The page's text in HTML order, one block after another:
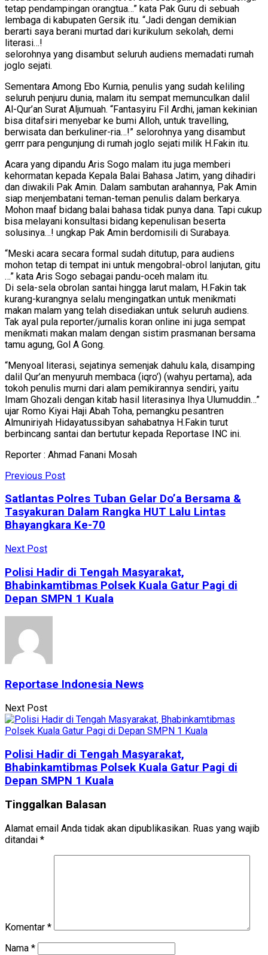
tetap pendampingan orangtua…” kata Pak Guru di sebuah
lembaga di kabupaten Gersik itu. “Jadi dengan demikian
berarti saya berani murtad dari kurikulum sekolah, demi
literasi…!
selorohnya yang disambut seluruh audiens memadati rumah
joglo sejati.
Sementara Among Ebo Kurnia, penulis yang sudah keliling
seluruh penjuru dunia, malam itu sempat memunculkan dalil
Al-Qur’an Surat Aljumuah. “Fantasyiru Fil Ardhi, jaman kekinian
bisa ditafsiri menyebar ke bumi Alloh, untuk travelling,
berwisata dan berkuliner-ria…!” selorohnya yang disambut
gerrr para pengunjung di rumah joglo sejati milik H.Fakin itu.
Acara yang dipandu Aris Sogo malam itu juga memberi
kehormatan kepada Kepala Balai Bahasa Jatim, yang dihadiri
dan diwakili Pak Amin. Dalam sambutan arahannya, Pak Amin
siap menjembatani teman-teman penulis dalam berkarya.
Mohon maaf bidang balai bahasa tidak punya dana. Tapi cukup
bisa melayani konsultasi bidang kepenulisan beserta
solusinya…! ungkap Pak Amin berdomisili di Surabaya.
“Meski acara secara formal sudah ditutup, para audiens
mohon tetap di tempat ini untuk mengobral-obrol lanjutan, gitu
…” kata Aris Sogo sebagai pandu-oceh malam itu.
Di sela-sela obrolan santai hingga larut malam, H.Fakin tak
kurang-kurangnya selalu mengingatkan untuk menikmati
makan malam yang telah disediakan untuk seluruh audiens.
Tak ayal pula reporter/jurnalis koran online ini juga sempat
menikmati makan malam dengan sistim prasmanan bersama
tamu agung, Gol A Gong.
“Menyoal literasi, sejatinya semenjak dahulu kala, disamping
dalil Qur’an menyuruh membaca (iqro’) (wahyu pertama), ada
tokoh penulis murni dari alam pemikirannya sendiri, yaitu
Imam Ghozali dengan kitab hasil literasinya Ihya Ulumuddin…”
ujar Romo Kiyai Haji Abah Toha, pemangku pesantren
Almuniriyah Hidayatussibyan sahabatnya H.Fakin turut
berbincang santai dan bertutur kepada Reportase INC ini.
Reporter : Ahmad Fanani Mosah
Previous Post
Satlantas Polres Tuban Gelar Do’a Bersama &
Tasyakuran Dalam Rangka HUT Lalu Lintas
Bhayangkara Ke-70
Next Post
Polisi Hadir di Tengah Masyarakat,
Bhabinkamtibmas Polsek Kuala Gatur Pagi di
Depan SMPN 1 Kuala
Reportase Indonesia News
Next Post
Polisi Hadir di Tengah Masyarakat,
Bhabinkamtibmas Polsek Kuala Gatur Pagi di
Depan SMPN 1 Kuala
Tinggalkan Balasan
Alamat email Anda tidak akan dipublikasikan. Ruas yang wajib
ditandai *
Komentar *
Nama *